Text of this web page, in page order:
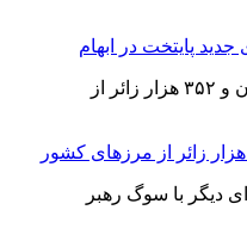
پایتخت در ابهام